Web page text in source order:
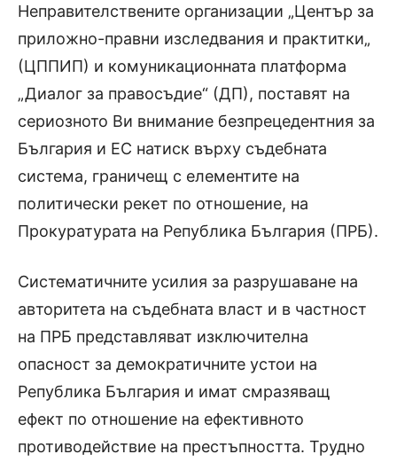
Неправителствените организации „Център за
приложно-правни изследвания и практитки„
(ЦППИП) и комуникационната платформа
„Диалог за правосъдие“ (ДП), поставят на
сериозното Ви внимание безпрецедентния за
България и ЕС натиск върху съдебната
система, граничещ с елементите на
политически рекет по отношение, на
Прокуратурата на Република България (ПРБ).
Систематичните усилия за разрушаване на
авторитета на съдебната власт и в частност
на ПРБ представляват изключителна
опасност за демократичните устои на
Република България и имат смразяващ
ефект по отношение на ефективното
противодействие на престъпността. Трудно